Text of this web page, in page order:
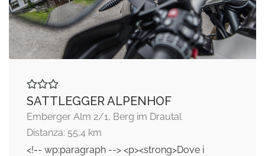
SATTLEGGER ALPENHOF
Emberger Alm 2/1, Berg im Drautal
Distanza: 55,4 km
<!-- wp:paragraph --> <p><strong>Dove i